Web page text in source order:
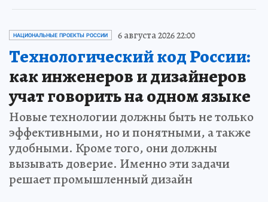
НАЦИОНАЛЬНЫЕ ПРОЕКТЫ РОССИИ 6 августа 2026 22:00
Технологический код России:
как инженеров и дизайнеров
учат говорить на одном языке
Новые технологии должны быть не только
эффективными, но и понятными, а также
удобными. Кроме того, они должны
вызывать доверие. Именно эти задачи
решает промышленный дизайн